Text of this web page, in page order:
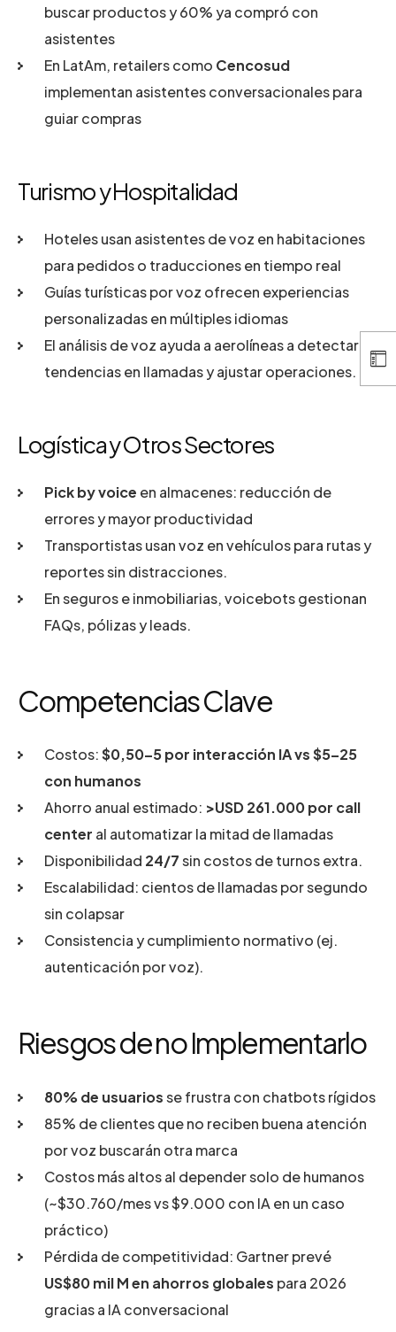
buscar productos y 60% ya compró con
asistentes
En LatAm, retailers como Cencosud
implementan asistentes conversacionales para
guiar compras
Turismo y Hospitalidad
Hoteles usan asistentes de voz en habitaciones
para pedidos o traducciones en tiempo real
Guías turísticas por voz ofrecen experiencias
personalizadas en múltiples idiomas
El análisis de voz ayuda a aerolíneas a detectar
tendencias en llamadas y ajustar operaciones.
Logística y Otros Sectores
Pick by voice en almacenes: reducción de
errores y mayor productividad
Transportistas usan voz en vehículos para rutas y
reportes sin distracciones.
En seguros e inmobiliarias, voicebots gestionan
FAQs, pólizas y leads.
Competencias Clave
Costos:$0,50–5 por interacción IA vs $5–25
con humanos
Ahorro anual estimado: >USD 261.000 por call
center al automatizar la mitad de llamadas
Disponibilidad 24/7sin costos de turnos extra.
Escalabilidad: cientos de llamadas por segundo
sin colapsar
Consistencia y cumplimiento normativo (ej.
autenticación por voz).
Riesgos de no Implementarlo
80% de usuariosse frustra con chatbots rígidos
85% de clientes que no reciben buena atención
por voz buscarán otra marca
Costos más altos al depender solo de humanos
(~$30.760/mes vs $9.000 con IA en un caso
práctico)
Pérdida de competitividad: Gartner prevé
US$80 mil M en ahorros globales para 2026
gracias a IA conversacional